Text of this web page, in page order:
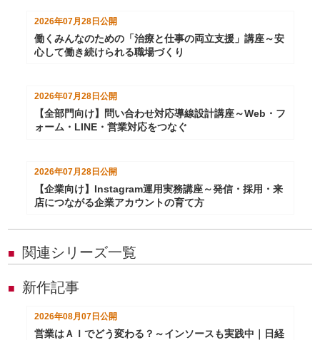
2026年07月28日 公開
働くみんなのための「治療と仕事の両立支援」講座～安
心して働き続けられる職場づくり
2026年07月28日 公開
【全部門向け】問い合わせ対応導線設計講座～Web・フ
ォーム・LINE・営業対応をつなぐ
2026年07月28日公開
【企業向け】Instagram運用実務講座～発信・採用・来
店につながる企業アカウントの育て方
■ 関連シリーズ一覧
■ 新作記事
2026年08月07日公開
営業はＡＩでどう変わる？～インソースも実践中｜日経